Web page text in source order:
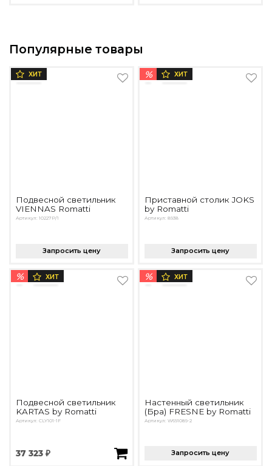
Популярные товары
ХИТ
Подвесной светильник
VIENNAS Romatti
Артикул: 10227P/1
Запросить цену
% ХИТ
Приставной столик JOKS
by Romatti
Артикул: 8938
Запросить цену
% ХИТ
Подвесной светильник
KARTAS by Romatti
Артикул: CLY101-1F
37 323 ₽
% ХИТ
Настенный светильник
(Бра) FRESNE by Romatti
Артикул: W691089-2
Запросить цену